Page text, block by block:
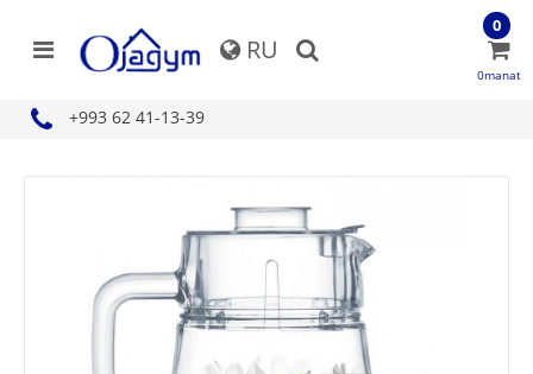
RU
+993 62 41-13-39
0
0manat